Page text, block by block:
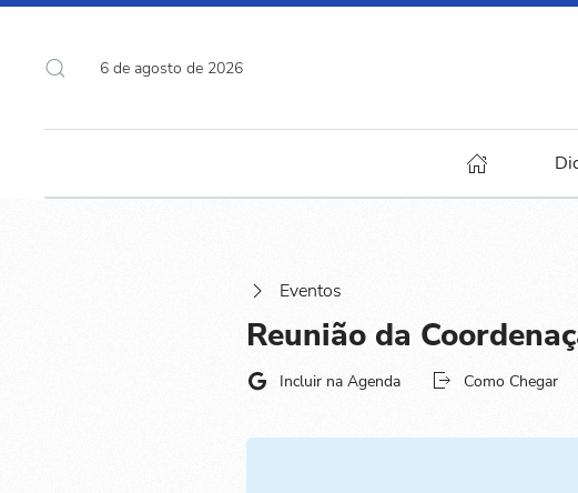
6 de agosto de 2026
Eventos
Reunião da
Incluir na Agenda Como Chegar